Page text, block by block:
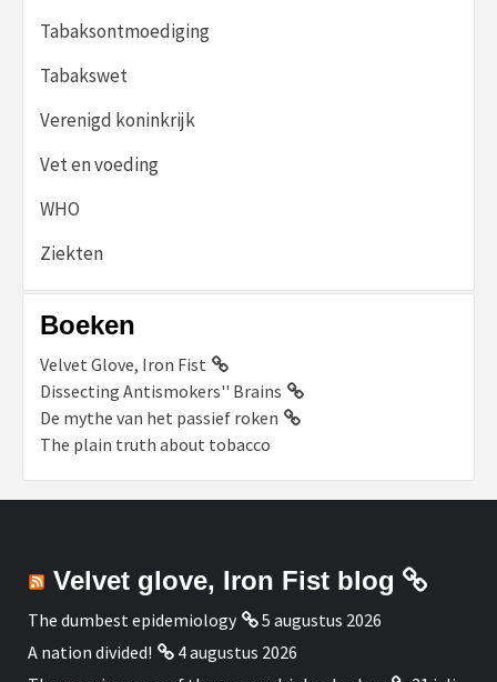
Tabaksontmoediging
Tabakswet
Verenigd koninkrijk
Vet en voeding
WHO
Ziekten
Boeken
Velvet Glove, Iron Fist
Dissecting Antismokers'' Brains
De mythe van het passief roken
The plain truth about tobacco
Velvet glove, Iron Fist blog
The dumbest epidemiology
5 augustus 2026
A nation divided!
4 augustus 2026